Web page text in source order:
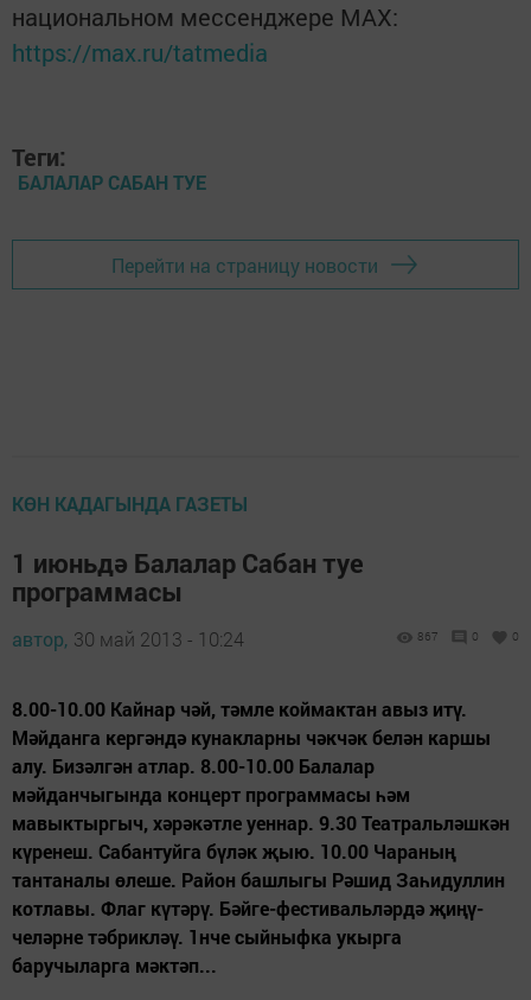
национальном мессенджере MАХ:
https://max.ru/tatmedia
Теги:
БАЛАЛАР САБАН ТУЕ
Перейти на страницу новости
КӨН КАДАГЫНДА ГАЗЕТЫ
1 июньдә Балалар Сабан туе
программасы
автор, 30 май 2013 - 10:24 867 0 0
8.00-10.00 Кайнар чәй, тәмле коймактан авыз итү.
Мәйданга кергәндә кунакларны чәкчәк белән каршы
алу. Бизәлгән атлар. 8.00-10.00 Балалар
мәйданчыгында концерт программасы һәм
мавыктыргыч, хәрәкәтле уеннар. 9.30 Театральләшкән
күренеш. Сабантуйга бүләк җыю. 10.00 Чараның
тантаналы өлеше. Район башлыгы Рәшид Заһидуллин
котлавы. Флаг күтәрү. Бәйге-фестивальләрдә җи­ңү­
челәрне тәбрикләү. 1нче сыйныфка укырга
баручыларга мәктәп...